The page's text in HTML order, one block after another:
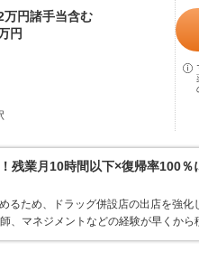
万円諸手当含む
円
残業月10時間以下×復帰率100
るため、ドラッグ併設店の出店を強
、マネジメントなどの経験が早くか